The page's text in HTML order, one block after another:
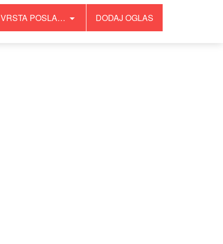
VRSTA POSLA… DODAJ OGLAS